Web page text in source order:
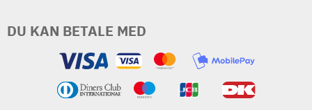
DU KAN BETALE MED